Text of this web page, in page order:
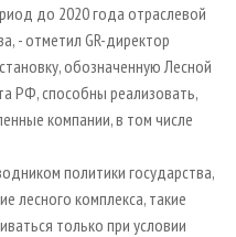
до 2020 года отраслевой
- отметил GR-директор
обозначенную Лесной
РФ, способны реализовать,
компании, в том числе
политики государства,
лесного комплекса, такие
только при условии